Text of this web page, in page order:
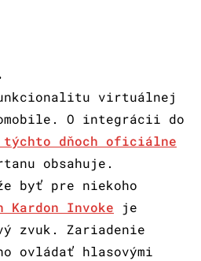
virtuálnej
O integrácii do
týchto dňoch oficiálne
obsahuje.
byť pre niekoho
Kardon Invoke je
zvuk. Zariadenie
ovládať hlasovými